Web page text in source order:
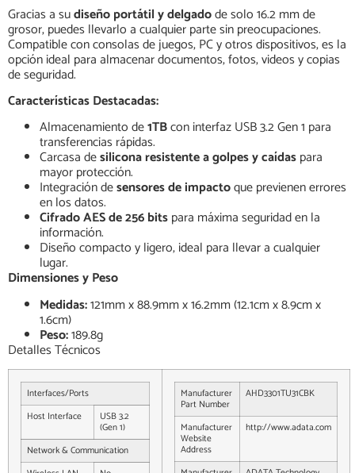
Gracias a sudiseño portátil y delgadode solo 16.2 mm de
grosor, puedes llevarlo a cualquier parte sin preocupaciones.
Compatible con consolas de juegos, PC y otros dispositivos, es la
opción ideal para almacenar documentos, fotos, videos y copias
de seguridad.
Características Destacadas:
Almacenamiento de1TBcon interfaz USB 3.2 Gen 1 para
transferencias rápidas.
Carcasa desilicona resistente a golpes y caídaspara
mayor protección.
Integración desensores de impactoque previenen errores
en los datos.
Cifrado AES de 256 bitspara máxima seguridad en la
información.
Diseño compacto y ligero, ideal para llevar a cualquier
lugar.
Dimensiones y Peso
Medidas:121mm x 88.9mm x 16.2mm (12.1cm x 8.9cm x
1.6cm)
Peso:189.8g
Detalles Técnicos
Interfaces/Ports
Host Interface
USB 3.2
(Gen 1)
Network & Communication
Manufacturer
Part Number
AHD3301TU31CBK
Manufacturer
Website
Address
http://www.adata.com